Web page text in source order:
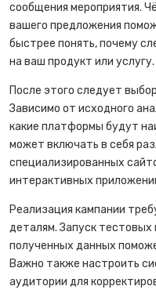
сообщения мероприятия.
вашего предложения
быстрее понять, почему
на ваш продукт или услугу.
После этого следует
Зависимо от исходного
какие платформы будут
может включать в себя
специализированных
интерактивных
Реализация кампании
деталям. Запуск тестовых
полученных данных
Важно также настроить
аудитории для